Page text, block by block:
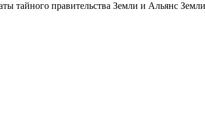
тайного правительства Земли и Альянс